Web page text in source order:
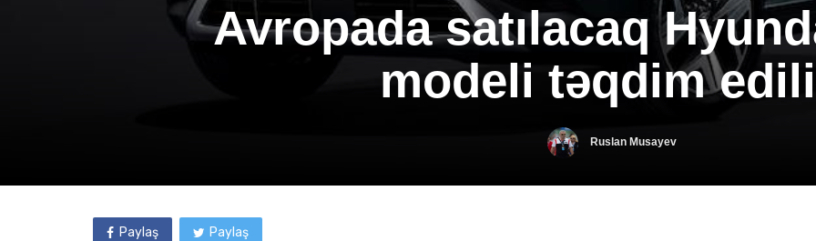
Avropada satılacaq
modeli təqdim
Ruslan Musayev
Paylaş Paylaş